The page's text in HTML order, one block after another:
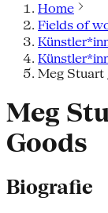
Home
Fields of
Meg Stuart
Meg
Goods
Biografie